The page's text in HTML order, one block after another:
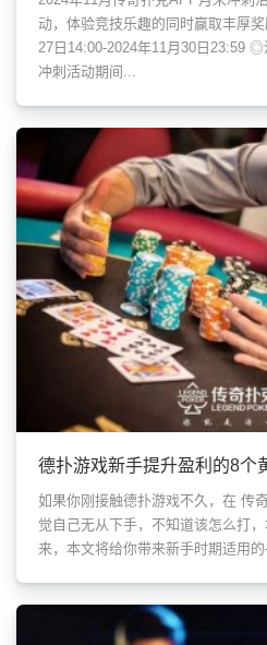
动，体验竞技乐趣的同时赢取丰厚
27日14:00-2024年11月30日23:59
冲刺活动期间...
德扑游戏新手提升盈利的8个
如果你刚接触德扑游戏不久，在 传
觉自己无从下手，不知道该怎么打
来，本文将给你带来新手时期适用